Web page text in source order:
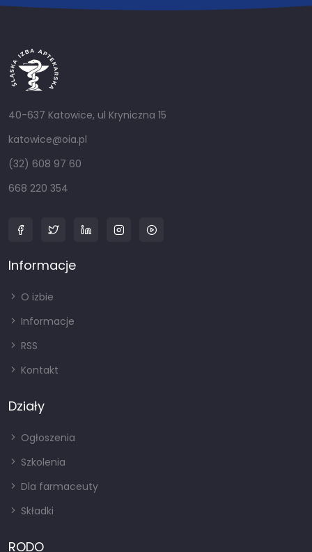
40-637 Katowice, ul Kryniczna 15
katowice@oia.pl
(32) 608 97 60
668 220 354
Informacje
O izbie
Informacje
RSS
Kontakt
Działy
Ogłoszenia
Szkolenia
Dla farmaceuty
Składki
RODO